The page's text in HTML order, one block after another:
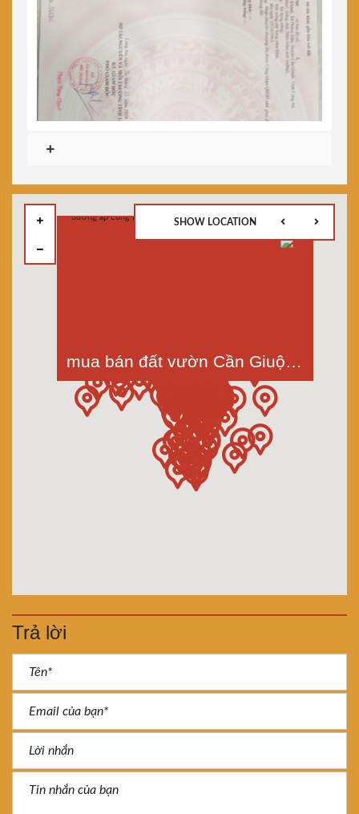
mua bán đất vườn Cần Giuộc, Long An, dt 1000m2 sổ đẹp đường ấp Long Khánh, xã Phước Hậu
SHOW LOCATION
Trả lời